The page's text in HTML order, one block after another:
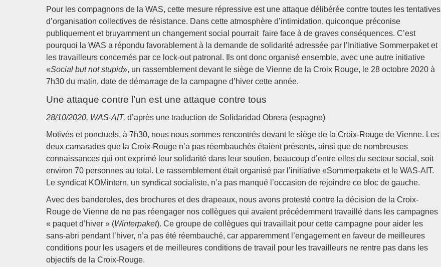
Pour les compagnons de la WAS, cette mesure répressive est une attaque délibérée contre toutes les tentatives
d’organisation collectives de résistance. Dans cette atmosphère d’intimidation, quiconque préconise
publiquement et bruyamment un changement social pourrait faire face à de graves conséquences. C’est
pourquoi la WAS a répondu favorablement à la demande de solidarité adressée par l’Initiative Sommerpaket et
les travailleurs concernés par ce lock-out patronal. Ils ont donc organisé ensemble, avec une autre initiative
«Social but not stupid», un rassemblement devant le siège de Vienne de la Croix Rouge, le 28 octobre 2020 à
7h30 du matin, date de démarrage de la campagne d’hiver cette année.
Une attaque contre l’un est une attaque contre tous
28/10/2020, WAS-AIT, d’après une traduction de Solidaridad Obrera (espagne)
Motivés et ponctuels, à 7h30, nous nous sommes rencontrés devant le siège de la Croix-Rouge de Vienne. Les
deux camarades que la Croix-Rouge n’a pas réembauchés étaient présents, ainsi que de nombreuses
connaissances qui ont exprimé leur solidarité dans leur soutien, beaucoup d’entre elles du secteur social, soit
environ 70 personnes au total. Le rassemblement était organisé par l’initiative «Sommerpaket» et le WAS-AIT.
Le syndicat KOMintern, un syndicat socialiste, n’a pas manqué l’occasion de rejoindre ce bloc de gauche.
Avec des banderoles, des brochures et des drapeaux, nous avons protesté contre la décision de la Croix-
Rouge de Vienne de ne pas réengager nos collègues qui avaient précédemment travaillé dans les campagnes
« paquet d’hiver » (Winterpaket). Ce groupe de collègues qui travaillait pour cette campagne pour aider les
sans-abri pendant l’hiver, n’a pas été réembauché, car apparemment l’engagement en faveur de meilleures
conditions pour les usagers et de meilleures conditions de travail pour les travailleurs ne rentre pas dans les
objectifs de la Croix-Rouge.